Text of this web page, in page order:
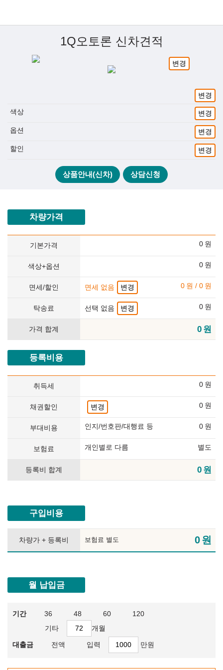
1Q오토론 신차견적
변경
변경
색상 변경
옵션 변경
할인 변경
상품안내(신차) 상담신청
차량가격
기본가격 0 원
색상+옵션 0 원
면세/할인 면세 없음 변경 0 원 / 0 원
탁송료 선택 없음 변경 0 원
가격 합계 0 원
등록비용
취득세 0 원
채권할인 변경 0 원
부대비용 인지/번호판/대행료 등 0 원
보험료 개인별로 다름 별도
등록비 합계 0 원
구입비용
차량가 + 등록비 보험료 별도 0원
월 납입금
기간 36 48 60
120
기타
개월
대출금 전액 입력 만원